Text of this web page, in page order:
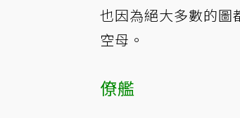
也因為絕大多數的圖
空母。
僚艦